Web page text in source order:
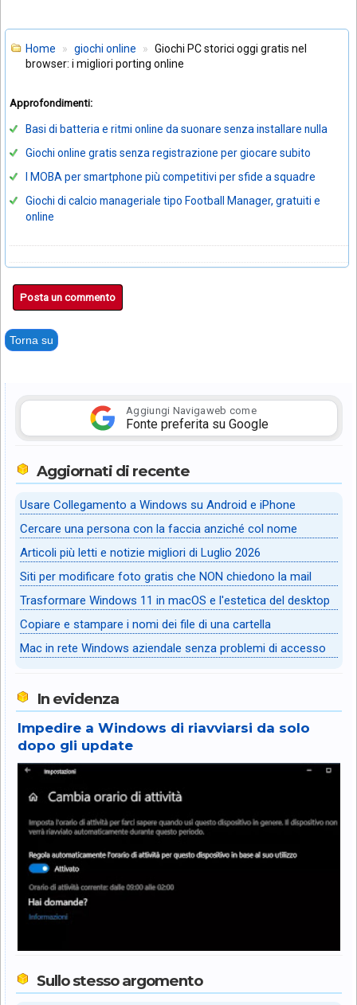
Home giochi online
Giochi PC storici oggi gratis nel
browser: i migliori porting online
Approfondimenti:
Basi di batteria e ritmi online da suonare senza installare nulla
Giochi online gratis senza registrazione per giocare subito
I MOBA per smartphone più competitivi per sfide a squadre
Giochi di calcio manageriale tipo Football Manager, gratuiti e
online
Posta un commento
Torna su
Aggiungi Navigaweb come
Fonte preferita su Google
Aggiornati di recente
Usare Collegamento a Windows su Android e iPhone
Cercare una persona con la faccia anziché col nome
Articoli più letti e notizie migliori di Luglio 2026
Siti per modificare foto gratis che NON chiedono la mail
Trasformare Windows 11 in macOS e l'estetica del desktop
Copiare e stampare i nomi dei file di una cartella
Mac in rete Windows aziendale senza problemi di accesso
In evidenza
Impedire a Windows di riavviarsi da solo
dopo gli update
Sullo stesso argomento